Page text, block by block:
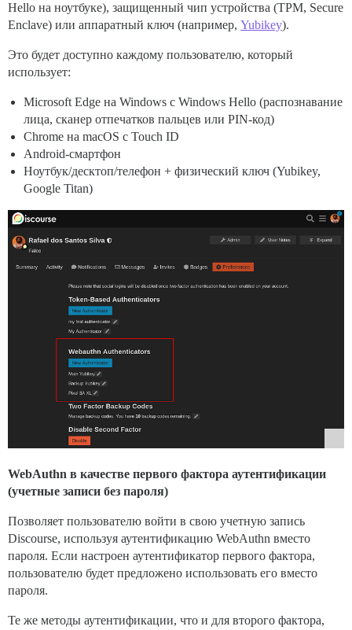
Hello на ноутбуке), защищенный чип устройства (TPM, Secure
Enclave) или аппаратный ключ (например, Yubikey).
Это будет доступно каждому пользователю, который
использует:
Microsoft Edge на Windows с Windows Hello (распознавание
лица, сканер отпечатков пальцев или PIN-код)
Chrome на macOS с Touch ID
Android-смартфон
Ноутбук/десктоп/телефон + физический ключ (Yubikey,
Google Titan)
WebAuthn в качестве первого фактора аутентификации
(учетные записи без пароля)
Позволяет пользователю войти в свою учетную запись
Discourse, используя аутентификацию WebAuthn вместо
пароля. Если настроен аутентификатор первого фактора,
пользователю будет предложено использовать его вместо
пароля.
Те же методы аутентификации, что и для второго фактора,